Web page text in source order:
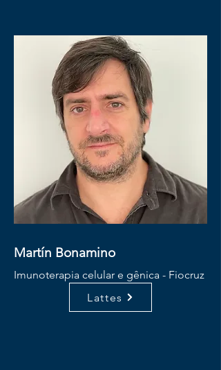
Martín Bonamino
Imunoterapia celular e gênica - Fiocruz
Lattes